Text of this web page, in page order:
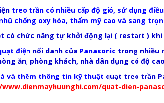
treo trần có nhiều cấp độ gió, sử dụng
chống oxy hóa, thẩm mỹ cao và sang
có chức năng tự khởi động lại ( restart ) khi
điệnnổi danh của Panasonic trong nhiều
ăn, phòng khách, nhà dân dụng có độ
và thêm thông tin kỹ thuật quạt treo trần
quat-dien-